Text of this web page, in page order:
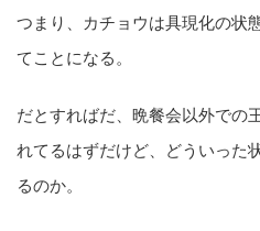
つまり、カチョウは具現化の状
てことになる。
だとすればだ、晩餐会以外での
れてるはずだけど、どういった
るのか。